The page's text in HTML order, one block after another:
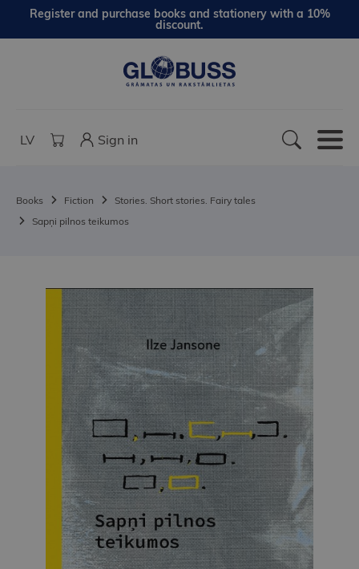
Register and purchase books and stationery with a 10%
discount.
LV Sign in
Books Fiction
Stories. Short stories. Fairy tales
Sapņi pilnos teikumos